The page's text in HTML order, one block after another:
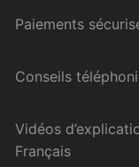
Paiements
Conseils
Vidéos
Français